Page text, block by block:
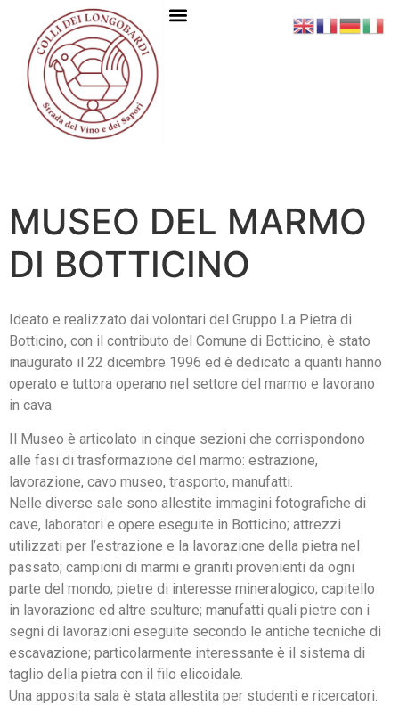
MUSEO DEL MARMO
DI BOTTICINO
Ideato e realizzato dai volontari del Gruppo La Pietra di
Botticino, con il contributo del Comune di Botticino, è stato
inaugurato il 22 dicembre 1996 ed è dedicato a quanti hanno
operato e tuttora operano nel settore del marmo e lavorano
in cava.
Il Museo è articolato in cinque sezioni che corrispondono
alle fasi di trasformazione del marmo: estrazione,
lavorazione, cavo museo, trasporto, manufatti.
Nelle diverse sale sono allestite immagini fotografiche di
cave, laboratori e opere eseguite in Botticino; attrezzi
utilizzati per l’estrazione e la lavorazione della pietra nel
passato; campioni di marmi e graniti provenienti da ogni
parte del mondo; pietre di interesse mineralogico; capitello
in lavorazione ed altre sculture; manufatti quali pietre con i
segni di lavorazioni eseguite secondo le antiche tecniche di
escavazione; particolarmente interessante è il sistema di
taglio della pietra con il filo elicoidale.
Una apposita sala è stata allestita per studenti e ricercatori.